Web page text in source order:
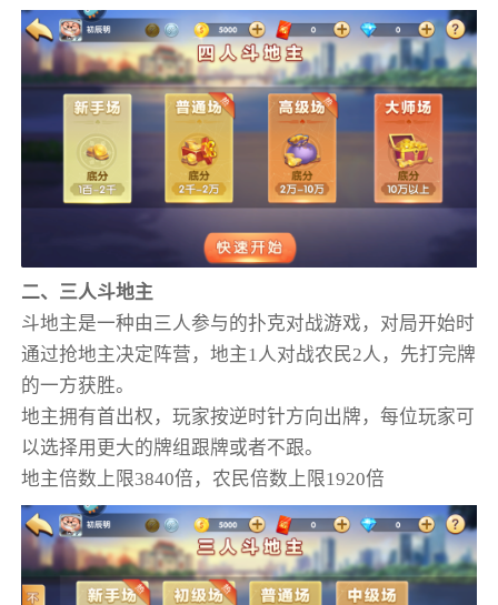
二、三人斗地主
斗地主是一种由三人参与的扑克对战游戏，对局开始时
通过抢地主决定阵营，地主1人对战农民2人，先打完牌
的一方获胜。
地主拥有首出权，玩家按逆时针方向出牌，每位玩家可
以选择用更大的牌组跟牌或者不跟。
地主倍数上限3840倍，农民倍数上限1920倍